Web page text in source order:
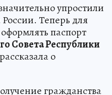
упростили
Теперь для
паспорт
Совета Республики
рассказала о
гражданства